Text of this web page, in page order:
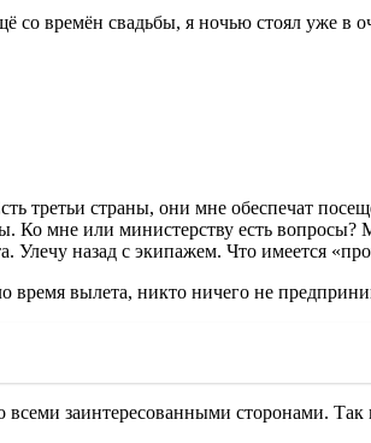
времён свадьбы, я ночью стоял уже в
страны, они мне обеспечат
Ко мне или министерству есть вопросы?
Улечу назад с экипажем. Что имеется
вылета, никто ничего не
всеми заинтересованными сторонами.